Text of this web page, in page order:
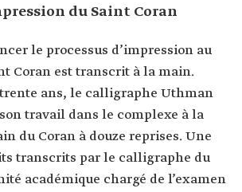
du Saint Coran
le processus d’impression au
Coran est transcrit à la main.
ans, le calligraphe Uthman
travail dans le complexe à la
du Coran à douze reprises. Une
transcrits par le calligraphe du
académique chargé de l’examen